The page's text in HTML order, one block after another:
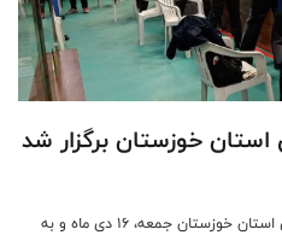
خوزستان برگزار شد
هفته سوم مسابقات لیگ برتر تیراندازی استان خوزستان جمعه، 16 دی ماه و به